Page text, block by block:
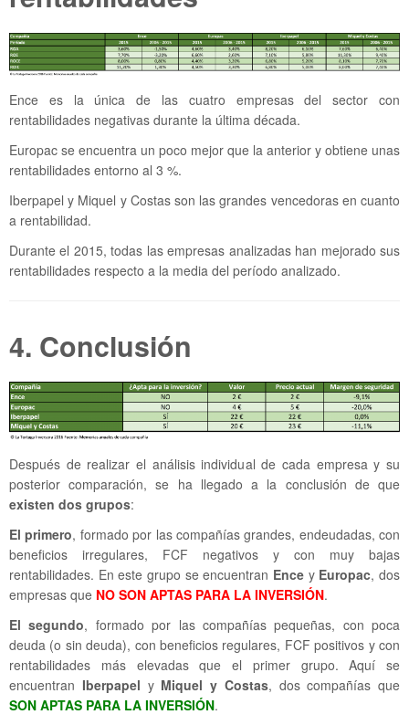
Ence es la única de las cuatro empresas del sector con
rentabilidades negativas durante la última década.
Europac se encuentra un poco mejor que la anterior y obtiene unas
rentabilidades entorno al 3 %.
Iberpapel y Miquel y Costas son las grandes vencedoras en cuanto
a rentabilidad.
Durante el 2015, todas las empresas analizadas han mejorado sus
rentabilidades respecto a la media del período analizado.
4. Conclusión
Después de realizar el análisis individual de cada empresa y su
posterior comparación, se ha llegado a la conclusión de que
existen dos grupos:
El primero, formado por las compañías grandes, endeudadas, con
beneficios irregulares, FCF negativos y con muy bajas
rentabilidades. En este grupo se encuentran Ence y Europac, dos
empresas que NO SON APTAS PARA LA INVERSIÓN.
El segundo, formado por las compañías pequeñas, con poca
deuda (o sin deuda), con beneficios regulares, FCF positivos y con
rentabilidades más elevadas que el primer grupo. Aquí se
encuentran Iberpapel y Miquel y Costas, dos compañías que
SON APTAS PARA LA INVERSIÓN.